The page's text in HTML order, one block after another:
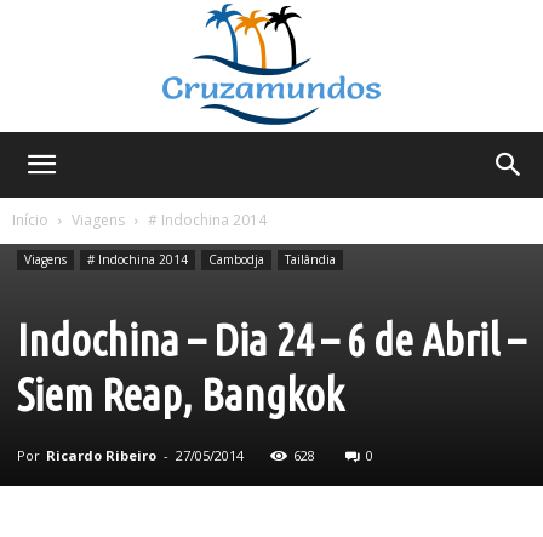
Início
Viagens # Indochina 2014
Viagens # Indochina 2014 Cambodja Tailândia
Indochina – Dia 24 – 6 de Abril –
Siem Reap, Bangkok
Por Ricardo Ribeiro - 27/05/2014 628 0